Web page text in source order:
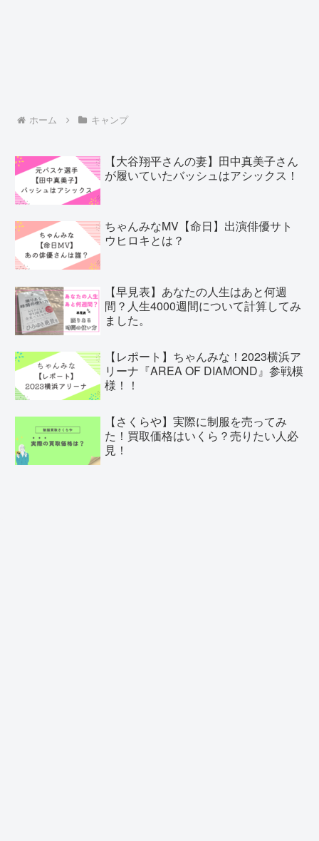
ホーム キャンプ
【大谷翔平さんの妻】田中真美子さん
が履いていたバッシュはアシックス！
ちゃんみなMV【命日】出演俳優サト
ウヒロキとは？
【早見表】あなたの人生はあと何週
間？人生4000週間について計算してみ
ました。
【レポート】ちゃんみな！2023横浜ア
リーナ『AREA OF DIAMOND』参戦模
様！！
【さくらや】実際に制服を売ってみ
た！買取価格はいくら？売りたい人必
見！